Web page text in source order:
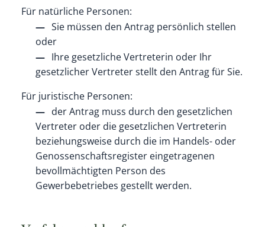
Für natürliche Personen:
Sie müssen den Antrag persönlich stellen
oder
Ihre gesetzliche Vertreterin oder Ihr
gesetzlicher Vertreter stellt den Antrag für Sie.
Für juristische Personen:
der Antrag muss durch den gesetzlichen
Vertreter oder die gesetzlichen Vertreterin
beziehungsweise durch die im Handels- oder
Genossenschaftsregister eingetragenen
bevollmächtigten Person des
Gewerbebetriebes gestellt werden.